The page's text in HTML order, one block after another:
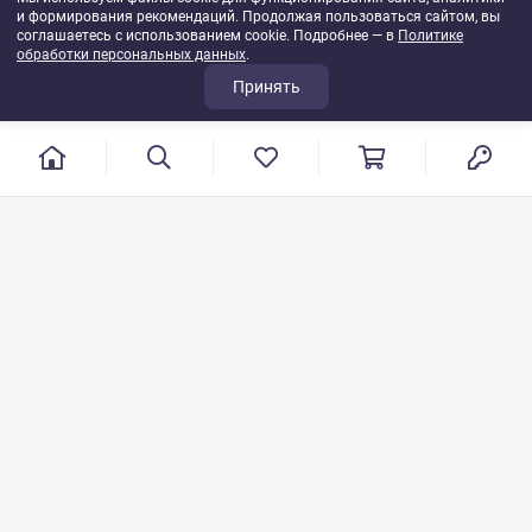
и формирования рекомендаций. Продолжая пользоваться сайтом, вы
соглашаетесь с использованием cookie. Подробнее — в Политике
обработки персональных данных.
Принять